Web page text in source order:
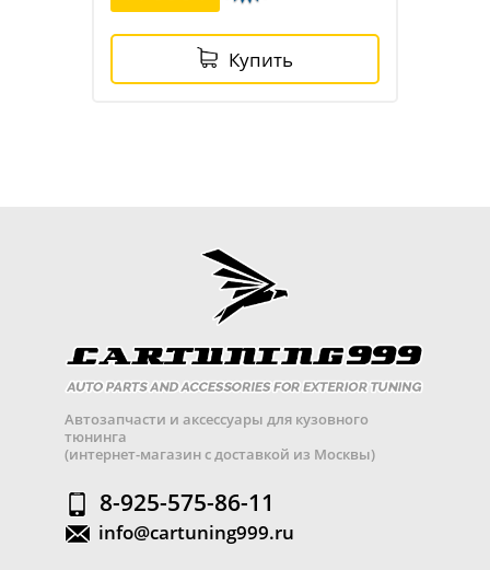
Купить
Автозапчасти и аксессуары для кузовного
тюнинга
(интернет-магазин с доставкой из Москвы)
8-925-575-86-11
info@cartuning999.ru